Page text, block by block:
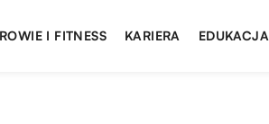
I FITNESS KARIERA EDUKACJA